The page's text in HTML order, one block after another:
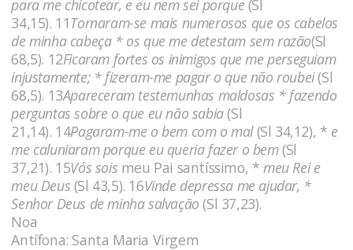
para me chicotear, e eu nem sei porque(Sl
34,15). 11Tornaram-se mais numerosos que os cabelos
de minha cabeça * os que me detestam sem razão(Sl
68,5). 12Ficaram fortes os inimigos que me perseguiam
injustamente; * fizeram-me pagar o que não roubei(Sl
68,5). 13Apareceram testemunhas maldosas * fazendo
perguntas sobre o que eu não sabia(Sl
21,14). 14Pagaram-me o bem com o mal(Sl 34,12), * e
me caluniaram porque eu queria fazer o bem(Sl
37,21). 15Vós sois meu Pai santíssimo, * meu Rei e
meu Deus (Sl 43,5). 16Vinde depressa me ajudar, *
Senhor Deus de minha salvação(Sl 37,23).
Noa
Antífona: Santa Maria Virgem